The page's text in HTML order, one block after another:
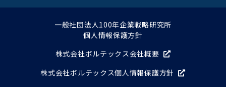
一般社団法人100年企業戦略研究所
個人情報保護方針
株式会社ボルテックス会社概要
株式会社ボルテックス個人情報保護方針